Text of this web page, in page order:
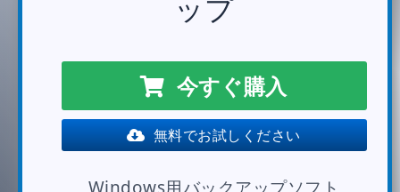
ップ
今すぐ購入
無料でお試しください